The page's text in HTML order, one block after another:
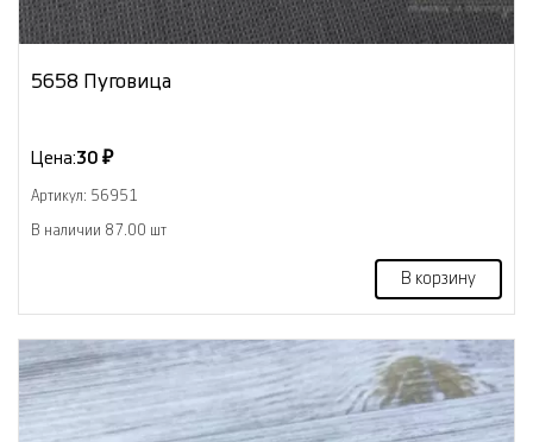
5658 Пуговица
Цена:30 ₽
Артикул: 56951
В наличии 87.00 шт
В корзину